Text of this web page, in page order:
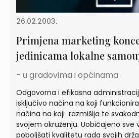
26.02.2003.
Primjena marketing
jedinicama lokalne
- u gradovima i općinama
Odgovorna i efikasna
isključivo načina na koji
načina na koji razmišlja te
svojem okruženju. Uobičajeno sve
poboljšati kvalitetu rada svojih